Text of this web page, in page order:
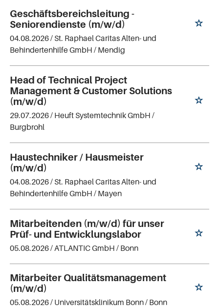
Geschäftsbereichsleitung -
Seniorendienste (m/w/d)
04.08.2026 / St. Raphael Caritas Alten- und
Behindertenhilfe GmbH / Mendig
Head of Technical Project
Management & Customer Solutions
(m/w/d)
29.07.2026 / Heuft Systemtechnik GmbH /
Burgbrohl
Haustechniker / Hausmeister
(m/w/d)
04.08.2026 / St. Raphael Caritas Alten- und
Behindertenhilfe GmbH / Mayen
Mitarbeitenden (m/w/d) für unser
Prüf- und Entwicklungslabor
05.08.2026 / ATLANTIC GmbH / Bonn
Mitarbeiter Qualitätsmanagement
(m/w/d)
05.08.2026 / Universitätsklinikum Bonn/ Bonn